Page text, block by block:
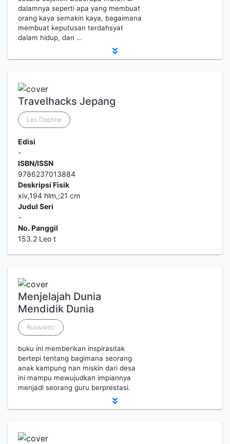
dalamnya seperti apa yang membuat
orang kaya semakin kaya, bagaimana
membuat keputusan terdahsyat
dalam hidup, dan …
Travelhacks Jepang
Leo Daphne
Edisi
-
ISBN/ISSN
9786237013884
Deskripsi Fisik
xiv,194 hlm,;21 cm
Judul Seri
-
No. Panggil
153.2 Leo t
Menjelajah Dunia
Mendidik Dunia
Ruswanto
buku ini memberikan inspirasitak
bertepi tentang bagimana seorang
anak kampung nan miskin dari desa
ini mampu mewujudkan impiannya
menjadi seorang guru berprestasi.